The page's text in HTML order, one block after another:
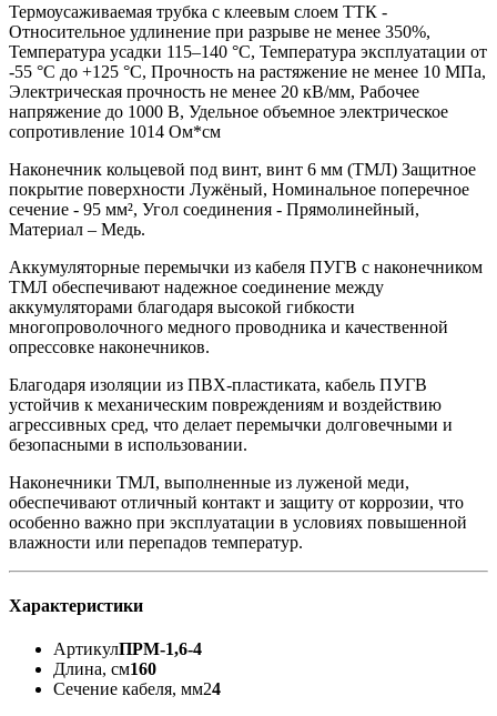
Термоусаживаемая трубка с клеевым слоем ТТК -
Относительное удлинение при разрыве не менее 350%,
Температура усадки 115–140 °C, Температура эксплуатации от
-55 °C до +125 °C, Прочность на растяжение не менее 10 МПа,
Электрическая прочность не менее 20 кВ/мм, Рабочее
напряжение до 1000 В, Удельное объемное электрическое
сопротивление 1014 Ом*см
Наконечник кольцевой под винт, винт 6 мм (ТМЛ) Защитное
покрытие поверхности Лужёный, Номинальное поперечное
сечение - 95 мм², Угол соединения - Прямолинейный,
Материал – Медь.
Аккумуляторные перемычки из кабеля ПУГВ с наконечником
ТМЛ обеспечивают надежное соединение между
аккумуляторами благодаря высокой гибкости
многопроволочного медного проводника и качественной
опрессовке наконечников.
Благодаря изоляции из ПВХ-пластиката, кабель ПУГВ
устойчив к механическим повреждениям и воздействию
агрессивных сред, что делает перемычки долговечными и
безопасными в использовании.
Наконечники ТМЛ, выполненные из луженой меди,
обеспечивают отличный контакт и защиту от коррозии, что
особенно важно при эксплуатации в условиях повышенной
влажности или перепадов температур.
Характеристики
АртикулПРМ-1,6-4
Длина, см160
Сечение кабеля, мм24